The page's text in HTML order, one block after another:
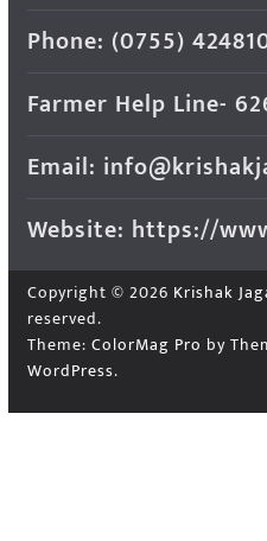
Phone: (0755)
Farmer Help Line-
Email:
Website: https://
Copyright © 2026 Krishak
reserved.
Theme: ColorMag Pro by
WordPress.